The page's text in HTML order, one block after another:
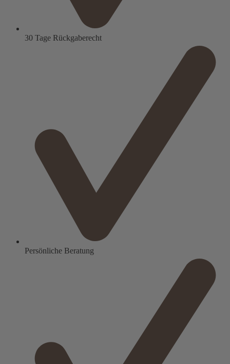
30 Tage Rückgaberecht
Persönliche Beratung